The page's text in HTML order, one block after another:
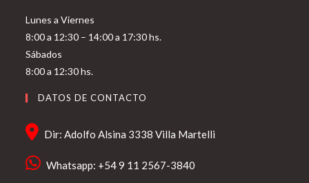
Lunes a Viernes
8:00 a 12:30 – 14:00 a 17:30 hs.
Sábados
8:00 a 12:30 hs.
DATOS DE CONTACTO
Dir: Adolfo Alsina 3338 Villa Martelli
Whatsapp: +54 9 11 2567-3840